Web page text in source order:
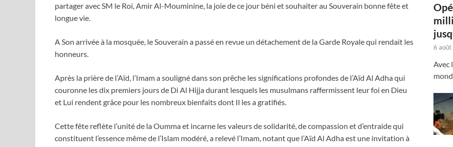
partager avec SM le Roi, Amir Al-Mouminine, la joie de ce jour béni et souhaiter au Souverain bonne fête et
longue vie.
A Son arrivée à la mosquée, le Souverain a passé en revue un détachement de la Garde Royale qui rendait les
honneurs.
Après la prière de l’Aïd, l’Imam a souligné dans son prêche les significations profondes de l’Aïd Al Adha qui
couronne les dix premiers jours de Di Al Hijja durant lesquels les musulmans raffermissent leur foi en Dieu
et Lui rendent grâce pour les nombreux bienfaits dont Il les a gratifiés.
Cette fête reflète l’unité de la Oumma et incarne les valeurs de solidarité, de compassion et d’entraide qui
constituent l’essence même de l’Islam modéré, a relevé l’Imam, notant que l’Aïd Al Adha est une invitation à
6
Avec